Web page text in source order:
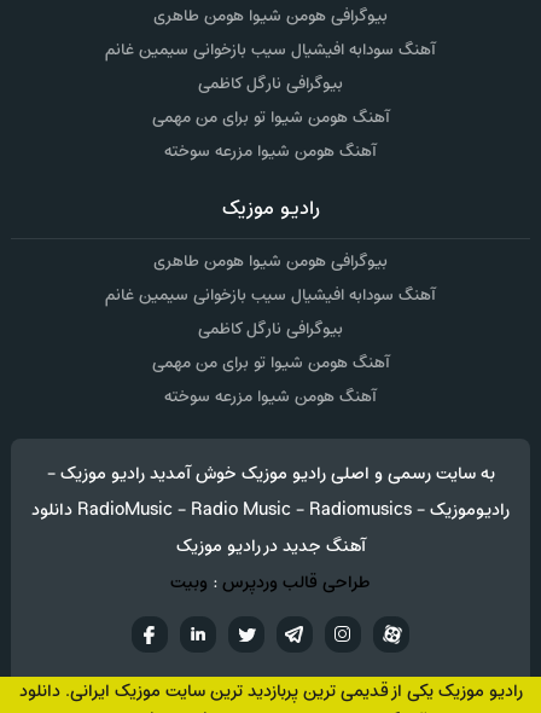
بیوگرافی هومن شیوا هومن طاهری
آهنگ سودابه افیشیال سیب بازخوانی سیمین غانم
بیوگرافی نارگل کاظمی
آهنگ هومن شیوا تو برای من مهمی
آهنگ هومن شیوا مزرعه سوخته
رادیو موزیک
بیوگرافی هومن شیوا هومن طاهری
آهنگ سودابه افیشیال سیب بازخوانی سیمین غانم
بیوگرافی نارگل کاظمی
آهنگ هومن شیوا تو برای من مهمی
آهنگ هومن شیوا مزرعه سوخته
به سایت رسمی و اصلی رادیو موزیک خوش آمدید رادیو موزیک -
رادیوموزیک - RadioMusic - Radio Music - Radiomusics دانلود
آهنگ جدید در رادیو موزیک
طراحی قالب وردپرس: وبیت
تويترتلگراماینستاگرام
آپارات
رادیو موزیک یکی از قدیمی ترین پربازدید ترین سایت موزیک ایرانی. دانلود